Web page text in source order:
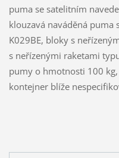
puma se satelitním
klouzavá naváděná
K029BE, bloky s
s neřízenými raketami
pumy o hmotnosti 100
kontejner blíže